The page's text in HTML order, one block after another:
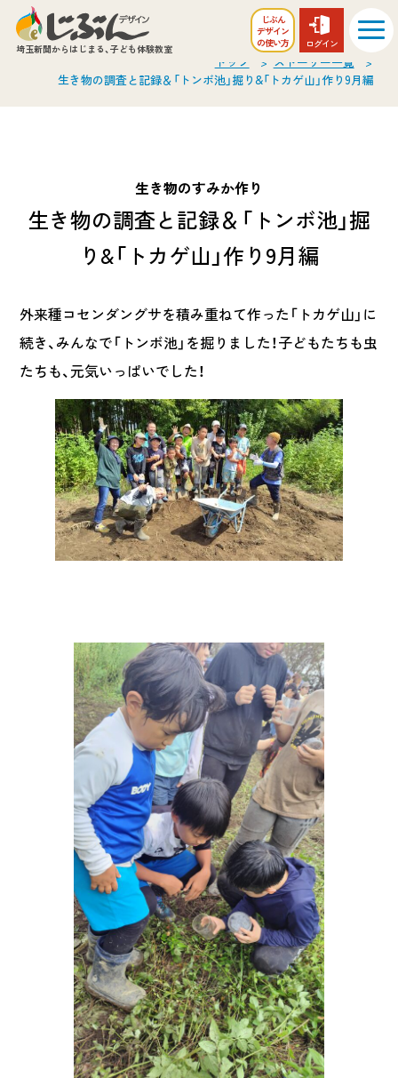
埼玉新聞からはじまる、子ども体験教室
じぶん
デザイン
の使い方 ログイン
トップ
ストーリー一覧
生き物の調査と記録＆「トンボ池」掘り&「トカゲ山」作り9月編
生き物のすみか作り
生き物の調査と記録＆「トンボ池」掘
り&「トカゲ山」作り9月編
外来種コセンダングサを積み重ねて作った「トカゲ山」に
続き、みんなで「トンボ池」を掘りました！子どもたちも虫
たちも、元気いっぱいでした！